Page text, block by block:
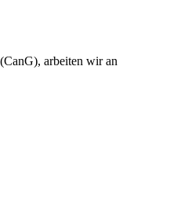
arbeiten wir an